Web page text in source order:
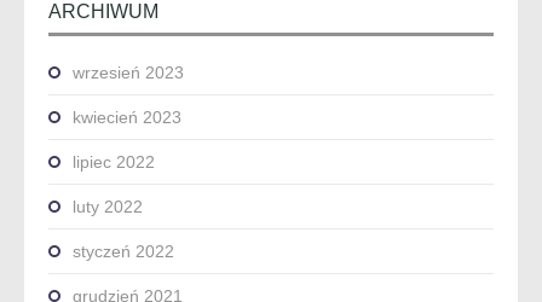
ARCHIWUM
wrzesień 2023
kwiecień 2023
lipiec 2022
luty 2022
styczeń 2022
grudzień 2021